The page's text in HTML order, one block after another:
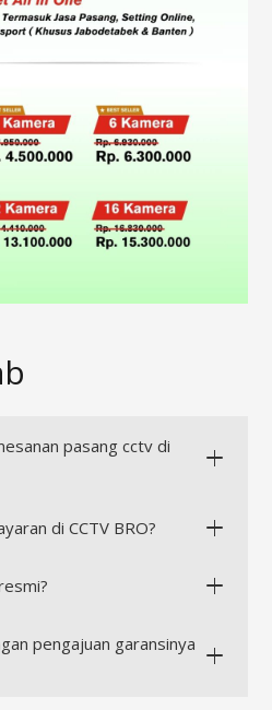
pasang cctv di
di CCTV BRO?
pengajuan garansinya